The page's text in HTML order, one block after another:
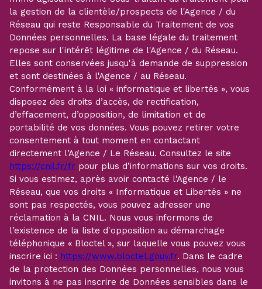
la gestion de la clientèle/prospects de l'Agence / du
Réseau qui reste Responsable du Traitement de vos
Données personnelles. La base légale du traitement
repose sur l'intérêt légitime de l'Agence / du Réseau.
Elles sont conservées jusqu'à demande de suppression
et sont destinées à l'Agence / au Réseau.
Conformément à la loi « informatique et libertés », vous
disposez des droits d’accès, de rectification,
d’effacement, d’opposition, de limitation et de
portabilité de vos données. Vous pouvez retirer votre
consentement à tout moment en contactant
directement l’Agence / Le Réseau. Consultez le site
https://cnil.fr/fr pour plus d’informations sur vos droits.
Si vous estimez, après avoir contacté l'Agence / le
Réseau, que vos droits « Informatique et Libertés » ne
sont pas respectés, vous pouvez adresser une
réclamation à la CNIL. Nous vous informons de
l’existence de la liste d'opposition au démarchage
téléphonique « Bloctel », sur laquelle vous pouvez vous
inscrire ici : https://www.bloctel.gouv.fr. Dans le cadre
de la protection des Données personnelles, nous vous
invitons à ne pas inscrire de Données sensibles dans le